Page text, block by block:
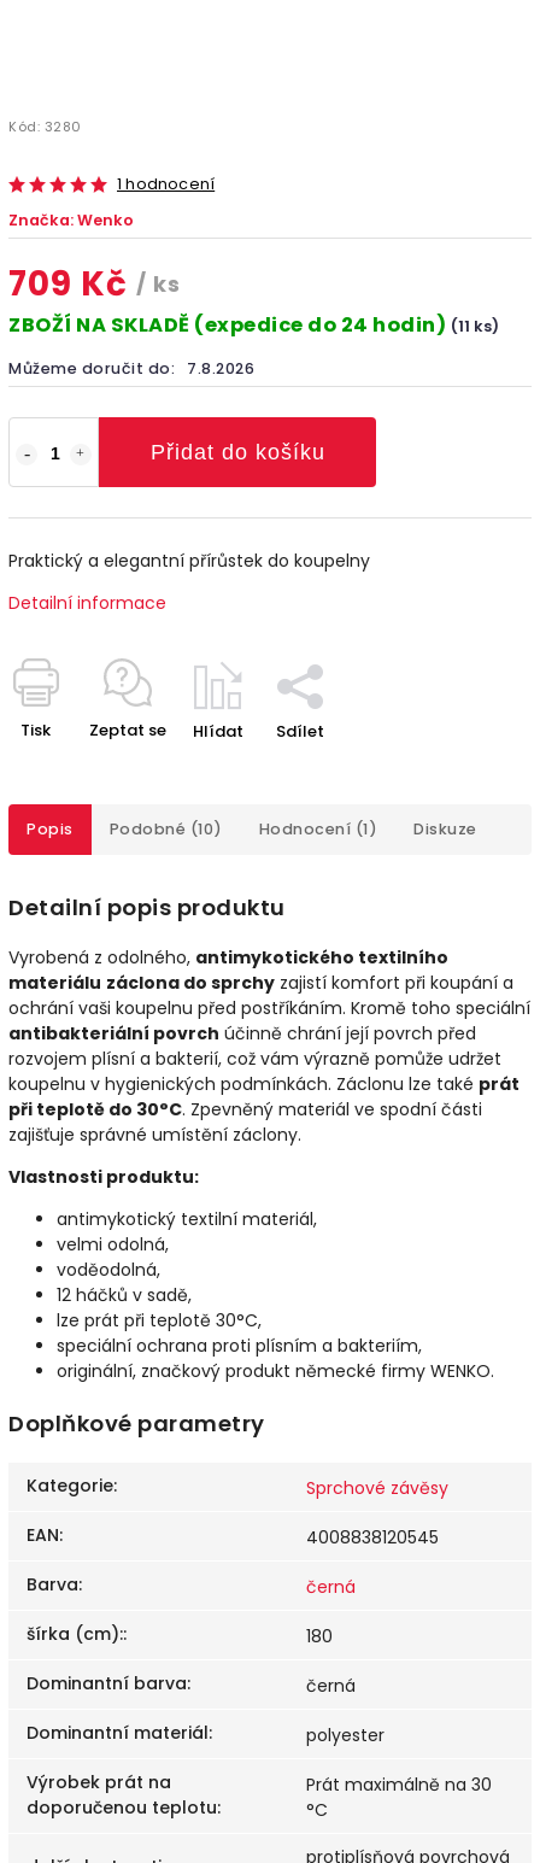
Kód: 3280
1 hodnocení
Značka:Wenko
709 Kč / ks
ZBOŽÍ NA SKLADĚ (expedice do 24 hodin) (11 ks)
Můžeme doručit do: 7.8.2026
Přidat do košíku
Praktický a elegantní přírůstek do koupelny
Detailní informace
Tisk Zeptat se Hlídat Sdílet
Popis Podobné (10) Hodnocení (1) Diskuze
Detailní popis produktu
Vyrobená z odolného, antimykotického textilního
materiálu záclona do sprchy zajistí komfort při koupání a
ochrání vaši koupelnu před postříkáním. Kromě toho speciální
antibakteriální povrch účinně chrání její povrch před
rozvojem plísní a bakterií, což vám výrazně pomůže udržet
koupelnu v hygienických podmínkách. Záclonu lze také prát
při teplotě do 30°C. Zpevněný materiál ve spodní části
zajišťuje správné umístění záclony.
Vlastnosti produktu:
antimykotický textilní materiál,
velmi odolná,
voděodolná,
12 háčků v sadě,
lze prát při teplotě 30°C,
speciální ochrana proti plísním a bakteriím,
originální, značkový produkt německé firmy WENKO.
Doplňkové parametry
Kategorie:
Sprchové závěsy
EAN:
4008838120545
Barva:
černá
šírka (cm)::
180
Dominantní barva:
černá
Dominantní materiál:
polyester
Výrobek prát na
doporučenou teplotu:
Prát maximálně na 30
°C
protiplísňová povrchová